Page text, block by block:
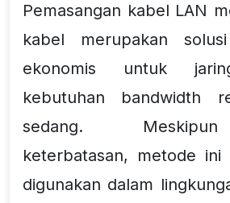
Pemasangan kabel LAN
kabel merupakan
ekonomis untuk
kebutuhan bandwidth
sedang.
keterbatasan, metode ini
digunakan dalam